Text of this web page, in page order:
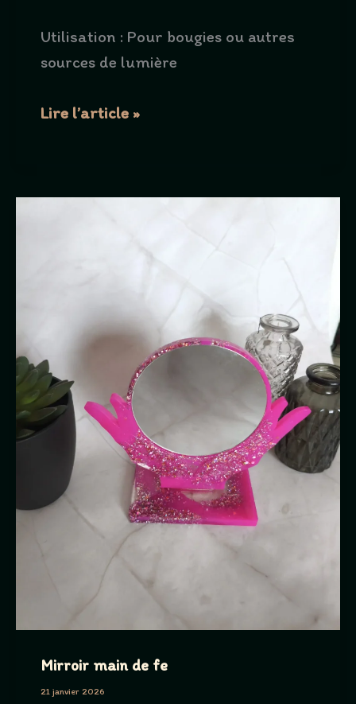
Utilisation : Pour bougies ou autres
sources de lumière
Bougeoir
Lire l’article »
Mirroir main de fe
21 janvier 2026